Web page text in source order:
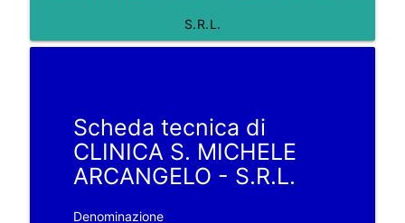
S.R.L.
Scheda tecnica di
CLINICA S. MICHELE
ARCANGELO - S.R.L.
Denominazione